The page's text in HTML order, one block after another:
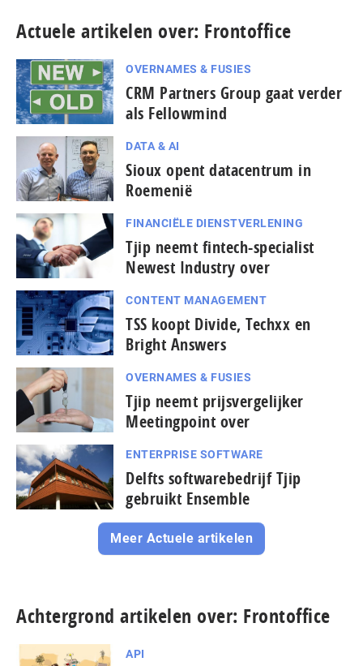
Actuele artikelen over: Frontoffice
OVERNAMES & FUSIES
CRM Partners Group gaat verder
als Fellowmind
DATA & AI
Sioux opent datacentrum in
Roemenië
FINANCIËLE DIENSTVERLENING
Tjip neemt fintech-specialist
Newest Industry over
CONTENT MANAGEMENT
TSS koopt Divide, Techxx en
Bright Answers
OVERNAMES & FUSIES
Tjip neemt prijsvergelijker
Meetingpoint over
ENTERPRISE SOFTWARE
Delfts softwarebedrijf Tjip
gebruikt Ensemble
Meer Actuele artikelen
Achtergrond artikelen over: Frontoffice
API